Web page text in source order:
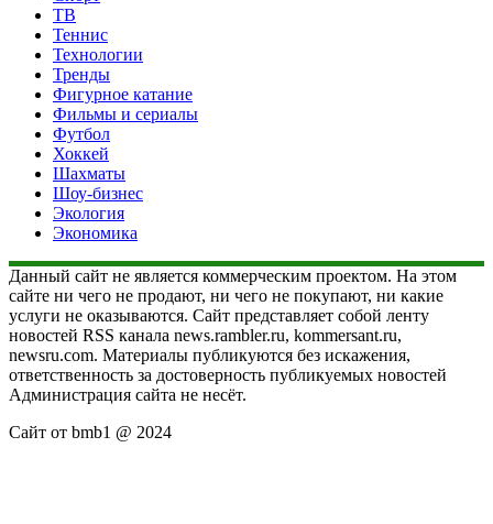
ТВ
Теннис
Технологии
Тренды
Фигурное катание
Фильмы и сериалы
Футбол
Хоккей
Шахматы
Шоу-бизнес
Экология
Экономика
Данный сайт не является коммерческим проектом. На этом
сайте ни чего не продают, ни чего не покупают, ни какие
услуги не оказываются. Сайт представляет собой ленту
новостей RSS канала news.rambler.ru, kommersant.ru,
newsru.com. Материалы публикуются без искажения,
ответственность за достоверность публикуемых новостей
Администрация сайта не несёт.
Сайт от bmb1 @ 2024